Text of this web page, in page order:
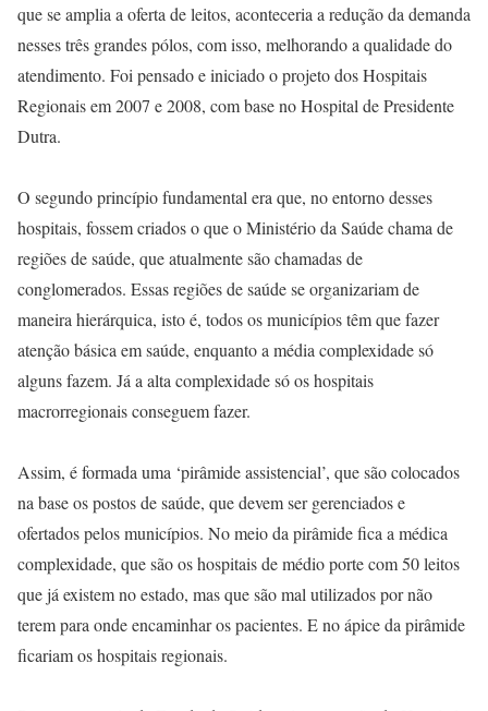
que se amplia a oferta de leitos, aconteceria a redução da demanda
nesses três grandes pólos, com isso, melhorando a qualidade do
atendimento. Foi pensado e iniciado o projeto dos Hospitais
Regionais em 2007 e 2008, com base no Hospital de Presidente
Dutra.
O segundo princípio fundamental era que, no entorno desses
hospitais, fossem criados o que o Ministério da Saúde chama de
regiões de saúde, que atualmente são chamadas de
conglomerados. Essas regiões de saúde se organizariam de
maneira hierárquica, isto é, todos os municípios têm que fazer
atenção básica em saúde, enquanto a média complexidade só
alguns fazem. Já a alta complexidade só os hospitais
macrorregionais conseguem fazer.
Assim, é formada uma ‘pirâmide assistencial’, que são colocados
na base os postos de saúde, que devem ser gerenciados e
ofertados pelos municípios. No meio da pirâmide fica a médica
complexidade, que são os hospitais de médio porte com 50 leitos
que já existem no estado, mas que são mal utilizados por não
terem para onde encaminhar os pacientes. E no ápice da pirâmide
ficariam os hospitais regionais.